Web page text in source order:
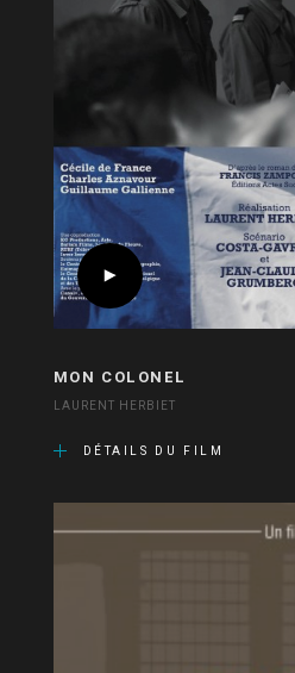
MON COLONEL
LAURENT HERBIET
DÉTAILS DU FILM